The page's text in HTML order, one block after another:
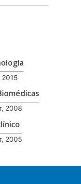
2015
2008
2005